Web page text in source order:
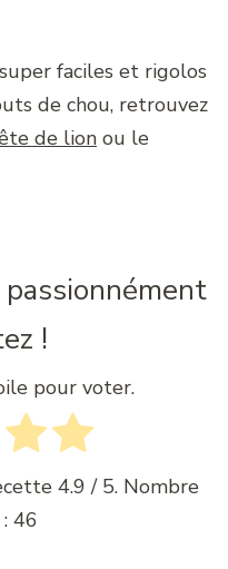
faciles et rigolos
de chou, retrouvez
de lion ou le
passionnément
!
pour voter.
4.9 / 5. Nombre
46